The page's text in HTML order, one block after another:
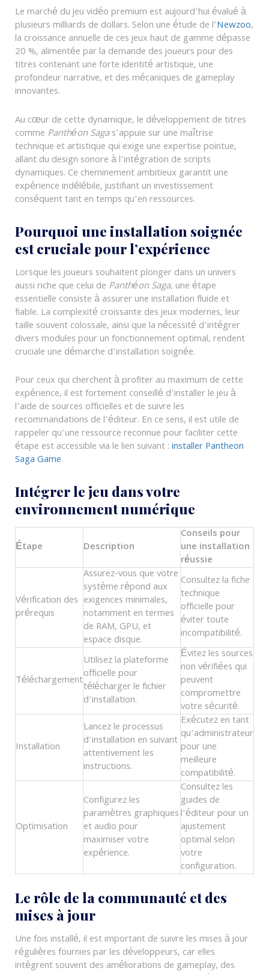
Le marché du jeu vidéo premium est aujourd’hui évalué à
plusieurs milliards de dollars. Selon une étude de l’Newzoo,
la croissance annuelle de ces jeux haut de gamme dépasse
20 %, alimentée par la demande des joueurs pour des
titres contenant une forte identité artistique, une
profondeur narrative, et des mécaniques de gameplay
innovantes.
Au cœur de cette dynamique, le développement de titres
comme Panthéon Sagas’appuie sur une maîtrise
technique et artistique qui exige une expertise pointue,
allant du design sonore à l’intégration de scripts
dynamiques. Ce cheminement ambitieux garantit une
expérience indélébile, justifiant un investissement
conséquent tant en temps qu’en ressources.
Pourquoi une installation soignée
est cruciale pour l’expérience
Lorsque les joueurs souhaitent plonger dans un univers
aussi riche que celui de Panthéon Saga, une étape
essentielle consiste à assurer une installation fluide et
fiable. La complexité croissante des jeux modernes, leur
taille souvent colossale, ainsi que la nécessité d’intégrer
divers modules pour un fonctionnement optimal, rendent
cruciale une démarche d’installation soignée.
Pour ceux qui cherchent à profiter au maximum de cette
expérience, il est fortement conseillé d’installer le jeu à
l’aide de sources officielles et de suivre les
recommandations de l’éditeur. En ce sens, il est utile de
rappeler qu’une ressource reconnue pour faciliter cette
étape est accessible via le lien suivant :installer Pantheon
Saga Game.
Intégrer le jeu dans votre
environnement numérique
Étape Description
Conseils pour
une installation
réussie
Vérification des
prérequis
Assurez-vous que votre
système répond aux
exigences minimales,
notamment en termes
de RAM, GPU, et
espace disque.
Consultez la fiche
technique
officielle pour
éviter toute
incompatibilité.
Téléchargement
Utilisez la plateforme
officielle pour
télécharger le fichier
d’installation.
Évitez les sources
non vérifiées qui
peuvent
compromettre
votre sécurité.
Installation
Lancez le processus
d’installation en suivant
attentivement les
instructions.
Exécutez en tant
qu’administrateur
pour une
meilleure
compatibilité.
Optimisation
Configurez les
paramètres graphiques
et audio pour
maximiser votre
expérience.
Consultez les
guides de
l’éditeur pour un
ajustement
optimal selon
votre
configuration.
Le rôle de la communauté et des
mises à jour
Une fois installé, il est important de suivre les mises à jour
régulières fournies par les développeurs, car elles
intègrent souvent des améliorations de gameplay, des